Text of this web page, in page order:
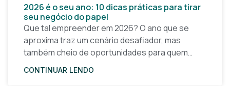
2026 é o seu ano: 10 dicas práticas para tirar
seu negócio do papel
Que tal empreender em 2026? O ano que se
aproxima traz um cenário desafiador, mas
também cheio de oportunidades para quem
quer tirar uma ideia do papel e construir um
CONTINUAR LENDO